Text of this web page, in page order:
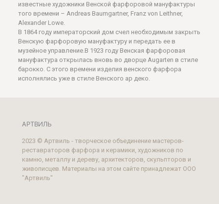
известные художники Венской фарфоровой мануфактуры
того времени – Andreas Baumgartner, Franz von Leithner,
Alexander Lowe.
В 1864 году императорский дом счел необходимым закрыть
Венскую фарфоровую мануфактуру и передать ее в
музейное управление.В 1923 году Венская фарфоровая
мануфактура открылась вновь во дворце Augarten в стиле
барокко. С этого времени изделия венского фарфора
исполнялись уже в стиле Венского ар деко.
АРТВИЛЬ
2023 © Артвиль - творческое объединение мастеров-
реставраторов фарфора и керамики, художников по
камню, металлу и дереву, архитекторов, скульпторов и
живописцев. Материалы на этом сайте принадлежат ООО
"Артвиль"